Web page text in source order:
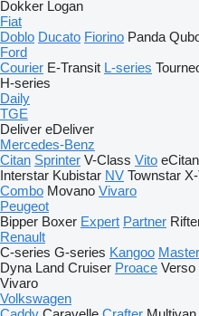
Dokker Logan
Fiat
Doblo Ducato Fiorino Panda
Ford
Courier E-Transit L-series
H-series
Daily
TGE
Deliver eDeliver
Mercedes-Benz
Citan Sprinter V-Class Vito eCitan
Interstar Kubistar NV Townstar
Combo Movano Vivaro
Peugeot
Bipper Boxer Expert Partner
Renault
C-series G-series Kangoo Master
Dyna Land Cruiser Proace Verso
Vivaro
Volkswagen